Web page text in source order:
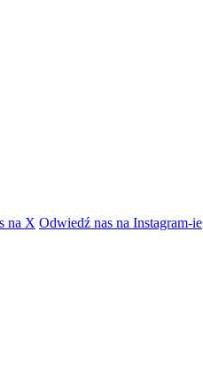
na X Odwiedź nas na Instagram-ie